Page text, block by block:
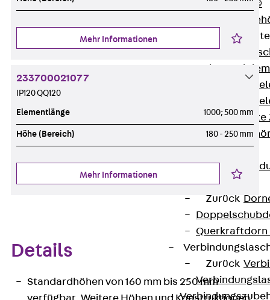
RAPIDOBAT®
Schalrohre
Zurück
Verbindung
Zurück
Dorne
Zurück
Querkraftdorn
Zurück
Mehr Informationen
233700021077
IP120 QQ120
Elementlänge 1000; 500 mm
Höhe (Bereich) 180 - 250 mm
Mehr Informationen
Details
Standardhöhen von 160 mm bis 250 mm